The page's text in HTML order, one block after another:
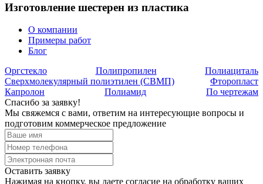
Изготовление шестерен из пластика
О компании
Примеры работ
Блог
Оргстекло
Полипропилен
Полиациталь
Сверхмолекулярный полиэтилен (СВМП)
Фторопласт
Капролон
Полиамид
По чертежам
Спасибо за заявку!
Мы свяжемся с вами, ответим на интересующие вопросы и
подготовим коммерческое предложение
Оставить заявку
Нажимая на кнопку, вы даете согласие на обработку ваших